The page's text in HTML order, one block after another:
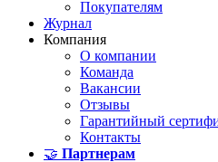
Покупателям
Журнал
Компания
О компании
Команда
Вакансии
Отзывы
Гарантийный
Контакты
🤝 Партнерам